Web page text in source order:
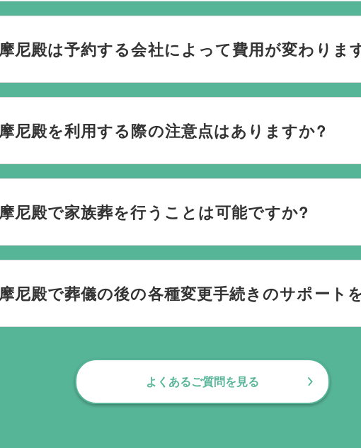
宅でご葬儀を行う自宅葬を選ばれる方もいます。私たちは自宅での
尼殿は予約する会社によって費用が変わりま
尼殿を利用する際の注意点はありますか?
尼殿で家族葬を行うことは可能ですか?
尼殿で葬儀の後の各種変更手続きのサポート
よくあるご質問を見る